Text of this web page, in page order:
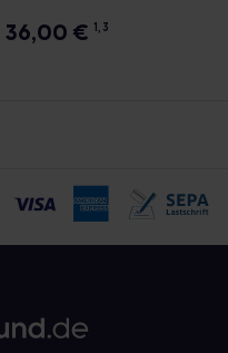
36,00 € 1, 3